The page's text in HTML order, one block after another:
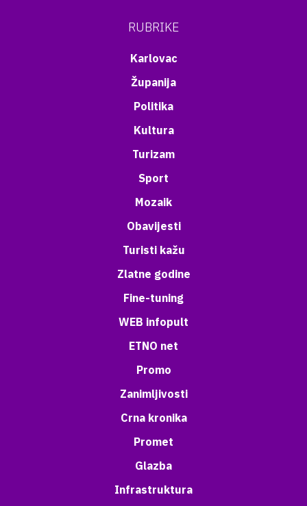
RUBRIKE
Karlovac
Županija
Politika
Kultura
Turizam
Sport
Mozaik
Obavijesti
Turisti kažu
Zlatne godine
Fine-tuning
WEB infopult
ETNO net
Promo
Zanimljivosti
Crna kronika
Promet
Glazba
Infrastruktura